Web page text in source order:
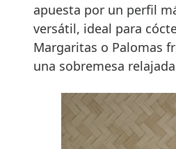
apuesta por un perfil
versátil, ideal para
Margaritas o Palomas
una sobremesa